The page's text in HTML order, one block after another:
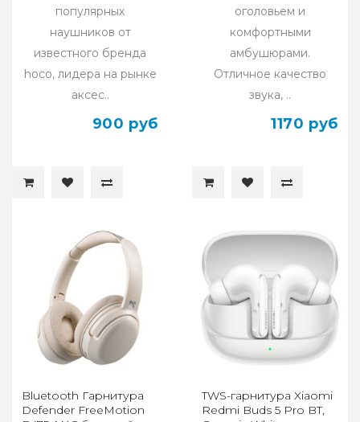
популярных
наушников от
известного бренда
hoco, лидера на рынке
аксес..
900 руб
оголовьем и
комфортными
амбушюрами.
Отличное качество
звука, ..
1170 руб
Bluetooth Гарнитура
Defender FreeMotion
TWS-гарнитура Xiaomi
Redmi Buds 5 Pro BT,